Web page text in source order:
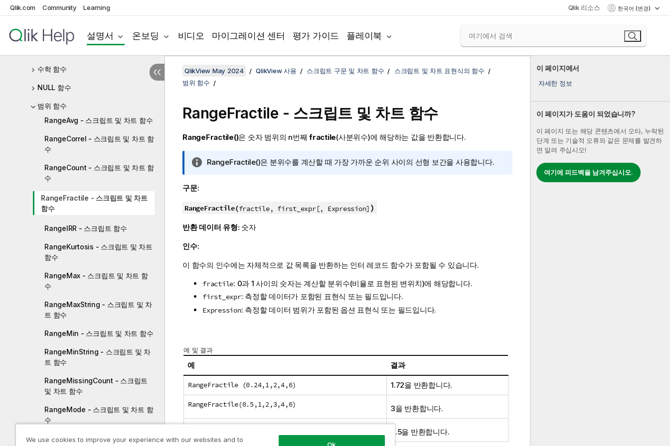
Qlik.com Community Learning Qlik 리소스 한국어 (변경)
설명서 온보딩 비디오 마이그레이션 센터 평가 가이드 플레이북
인터 레코드 함수
논리 함수
수학 함수
NULL 함수
범위 함수
RangeAvg - 스크립트 및 차트 함수
RangeCorrel - 스크립트 및 차트 함
수
RangeCount - 스크립트 및 차트 함
수
RangeFractile - 스크립트 및 차트
함수
RangeIRR - 스크립트 함수
RangeKurtosis - 스크립트 및 차트
함수
RangeMax - 스크립트 및 차트 함
수
RangeMaxString - 스크립트 및 차
트 함수
RangeMin - 스크립트 및 차트 함수
RangeMinString - 스크립트 및 차
트 함수
RangeMissingCount - 스크립트
및 차트 함수
RangeMode - 스크립트 및 차트 함
수
RangeNPV - 스크립트 함수
이 페이지에서
자세한 정보
이 페이지가 도움이 되었습니까?
이 페이지 또는 해당 콘텐츠에서 오타, 누락된
단계 또는 기술적 오류와 같은 문제를 발견하
면 알려 주십시오!
여기에 피드백을 남겨주십시오.
QlikView May 2024 QlikView 사용 스크립트 구문 및 차트 함수
스크립트 및 차트 표현식의 함수
범위 함수
RangeFractile - 스크립트 및 차트 함수
RangeFractile()은 숫자 범위의 n번째 fractile(사분위수)에 해당하는 값을 반환합니다.
정
RangeFractile()은 분위수를 계산할 때 가장 가까운 순위 사이의 선형 보간을 사용합니다.
구문:
RangeFractile(fractile, first_expr[, Expression] )
반환 데이터 유형: 숫자
인수:
이 함수의 인수에는 자체적으로 값 목록을 반환하는 인터 레코드 함수가 포함될 수 있습니다.
fractile: 0과 1 사이의 숫자는 계산할 분위수(비율로 표현된 변위치)에 해당합니다.
first_expr: 측정할 데이터가 포함된 표현식 또는 필드입니다.
Expression: 측정할 데이터 범위가 포함된 옵션 표현식 또는 필드입니다.
예 및 결과
예 결과
RangeFractile (0.24,1,2,4,6) 1.72을 반환합니다.
RangeFractile(0.5,1,2,3,4,6) 3을 반환합니다.
3.5을 반환합니다.
We use cookies to improve your experience with our websites and to